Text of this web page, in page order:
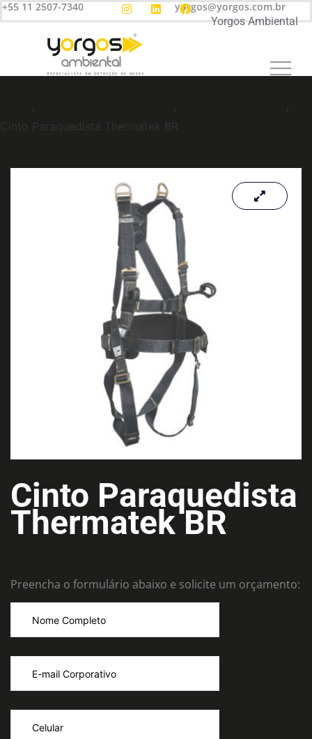
+55 11 2507-7340 yorgos@yorgos.com.br
Cinto Paraquedista Thermatek BR
Cinto Paraquedista
Thermatek BR
Preencha o formulário abaixo e solicite um orçamento:
Yorgos Ambiental